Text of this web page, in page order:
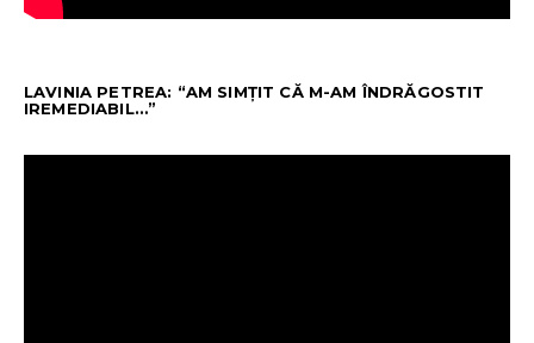
LAVINIA PETREA: “AM SIMȚIT CĂ M-AM ÎNDRĂGOSTIT
IREMEDIABIL…”